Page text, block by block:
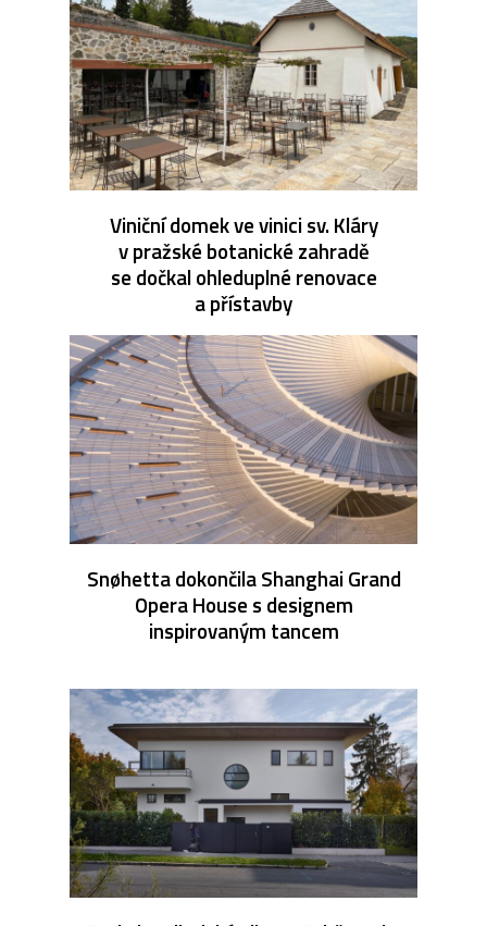
Viniční domek ve vinici sv. Kláry
v pražské botanické zahradě
se dočkal ohleduplné renovace
a přístavby
Snøhetta dokončila Shanghai Grand
Opera House s designem
inspirovaným tancem